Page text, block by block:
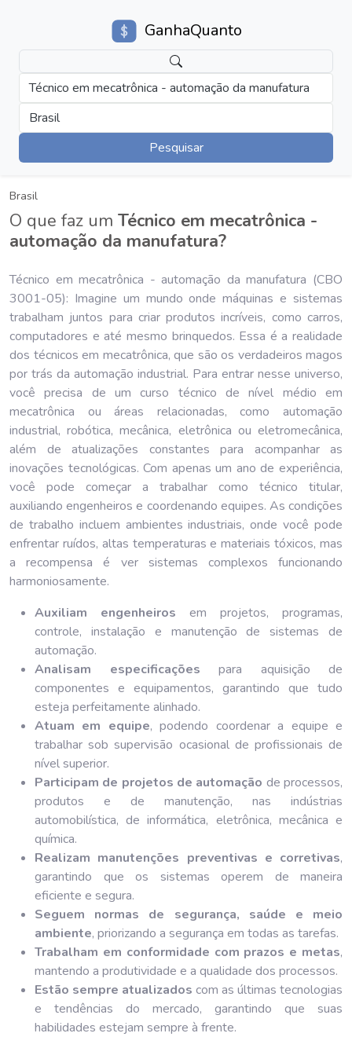
GanhaQuanto
Técnico em mecatrônica - automação da manufatura
Brasil
Pesquisar
Brasil
O que faz um Técnico em mecatrônica -
automação da manufatura?
Técnico em mecatrônica - automação da manufatura (CBO
3001-05): Imagine um mundo onde máquinas e sistemas
trabalham juntos para criar produtos incríveis, como carros,
computadores e até mesmo brinquedos. Essa é a realidade
dos técnicos em mecatrônica, que são os verdadeiros magos
por trás da automação industrial. Para entrar nesse universo,
você precisa de um curso técnico de nível médio em
mecatrônica ou áreas relacionadas, como automação
industrial, robótica, mecânica, eletrônica ou eletromecânica,
além de atualizações constantes para acompanhar as
inovações tecnológicas. Com apenas um ano de experiência,
você pode começar a trabalhar como técnico titular,
auxiliando engenheiros e coordenando equipes. As condições
de trabalho incluem ambientes industriais, onde você pode
enfrentar ruídos, altas temperaturas e materiais tóxicos, mas
a recompensa é ver sistemas complexos funcionando
harmoniosamente.
Auxiliam engenheiros em projetos, programas,
controle, instalação e manutenção de sistemas de
automação.
Analisam especificações para aquisição de
componentes e equipamentos, garantindo que tudo
esteja perfeitamente alinhado.
Atuam em equipe, podendo coordenar a equipe e
trabalhar sob supervisão ocasional de profissionais de
nível superior.
Participam de projetos de automação de processos,
produtos e de manutenção, nas indústrias
automobilística, de informática, eletrônica, mecânica e
química.
Realizam manutenções preventivas e corretivas,
garantindo que os sistemas operem de maneira
eficiente e segura.
Seguem normas de segurança, saúde e meio
ambiente, priorizando a segurança em todas as tarefas.
Trabalham em conformidade com prazos e metas,
mantendo a produtividade e a qualidade dos processos.
Estão sempre atualizados com as últimas tecnologias
e tendências do mercado, garantindo que suas
habilidades estejam sempre à frente.